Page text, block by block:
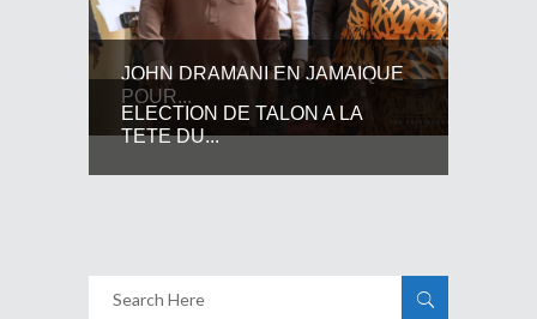
JOHN DRAMANI EN JAMAIQUE
POUR...
ELECTION DE TALON A LA
TETE DU...